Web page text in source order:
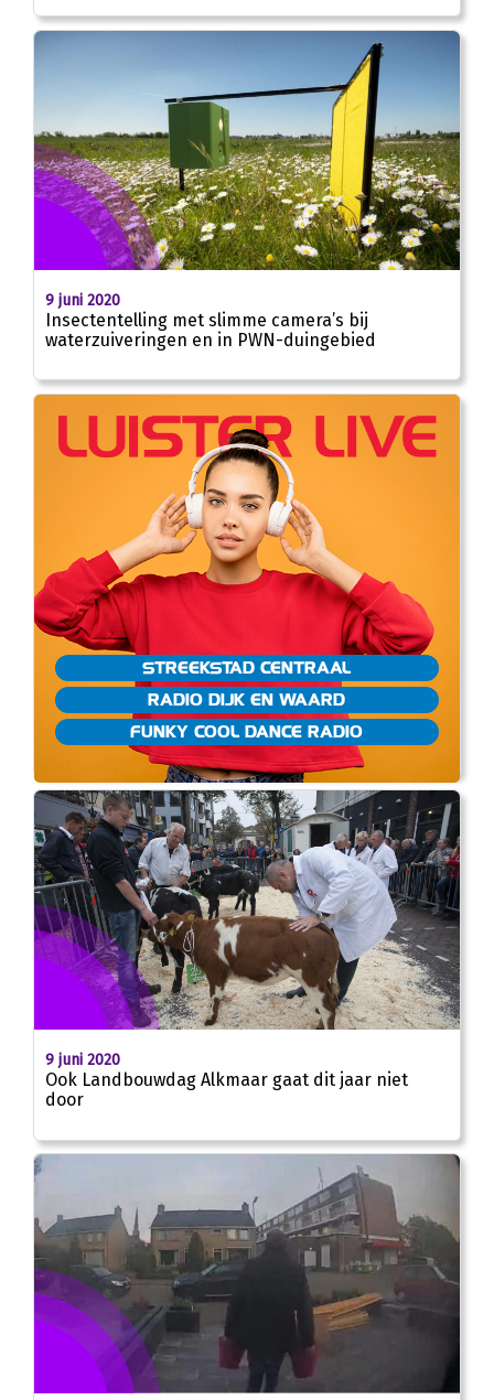
9 juni 2020
Insectentelling met slimme camera’s bij
waterzuiveringen en in PWN-duingebied
STREEKSTAD CENTRAAL
RADIO DIJK EN WAARD
FUNKY COOL DANCE RADIO
9 juni 2020
Ook Landbouwdag Alkmaar gaat dit jaar niet
door